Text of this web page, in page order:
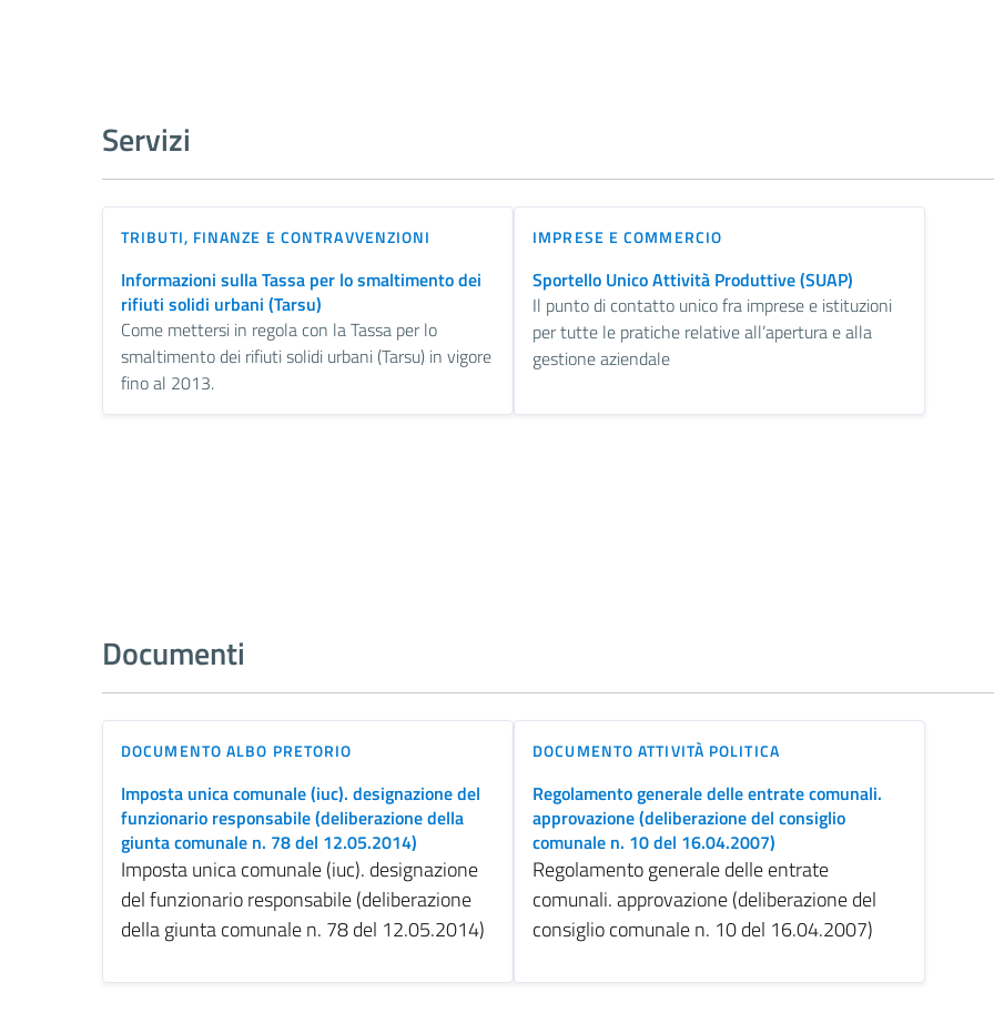
Servizi
TRIBUTI, FINANZE E CONTRAVVENZIONI
Informazioni sulla Tassa per lo smaltimento dei
rifiuti solidi urbani (Tarsu)
Come mettersi in regola con la Tassa per lo
smaltimento dei rifiuti solidi urbani (Tarsu) in vigore
fino al 2013.
IMPRESE E COMMERCIO
Sportello Unico Attività Produttive (SUAP)
Il punto di contatto unico fra imprese e istituzioni
per tutte le pratiche relative all’apertura e alla
gestione aziendale
Documenti
DOCUMENTO ALBO PRETORIO
Imposta unica comunale (iuc). designazione del
funzionario responsabile (deliberazione della
giunta comunale n. 78 del 12.05.2014)
Imposta unica comunale (iuc). designazione
del funzionario responsabile (deliberazione
della giunta comunale n. 78 del 12.05.2014)
DOCUMENTO ATTIVITÀ POLITICA
Regolamento generale delle entrate comunali.
approvazione (deliberazione del consiglio
comunale n. 10 del 16.04.2007)
Regolamento generale delle entrate
comunali. approvazione (deliberazione del
consiglio comunale n. 10 del 16.04.2007)